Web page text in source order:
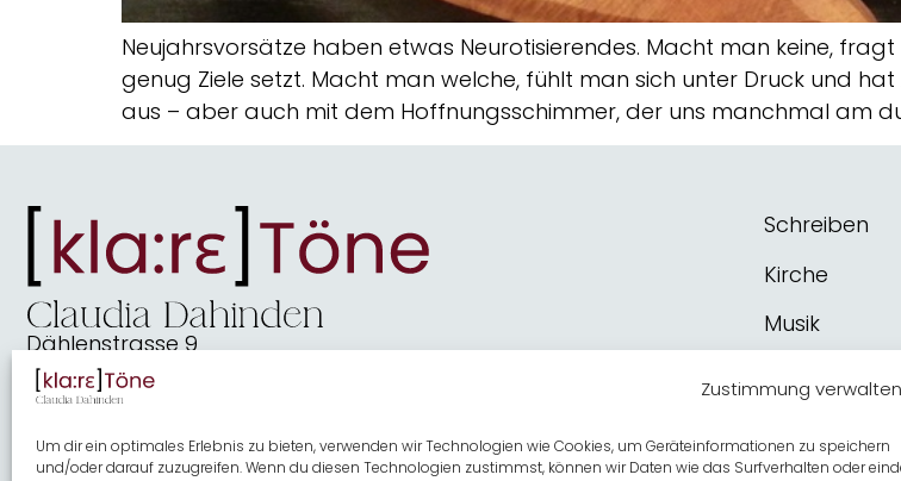
Zustimmung verwalten
Um dir ein optimales Erlebnis zu bieten, verwenden wir Technologien wie Cookies, um Geräteinformationen zu speichern
und/oder darauf zuzugreifen. Wenn du diesen Technologien zustimmst, können wir Daten wie das Surfverhalten oder
Neujahrsvorsätze haben etwas Neurotisierendes. Macht man keine,
genug Ziele setzt. Macht man welche, fühlt man sich unter Druck und
aus – aber auch mit dem Hoffnungsschimmer, der uns manchmal am
Dählenstrasse 9
2540 Grenchen
Schreiben
Kirche
Musik